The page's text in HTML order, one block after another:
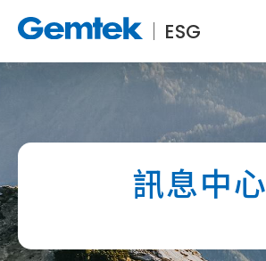
ESG
訊息中心